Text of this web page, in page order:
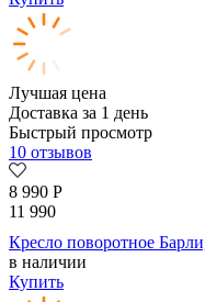
Лучшая цена
Доставка за 1 день
Быстрый просмотр
10 отзывов
8 990 Р
11 990
Кресло поворотное
в наличии
Купить